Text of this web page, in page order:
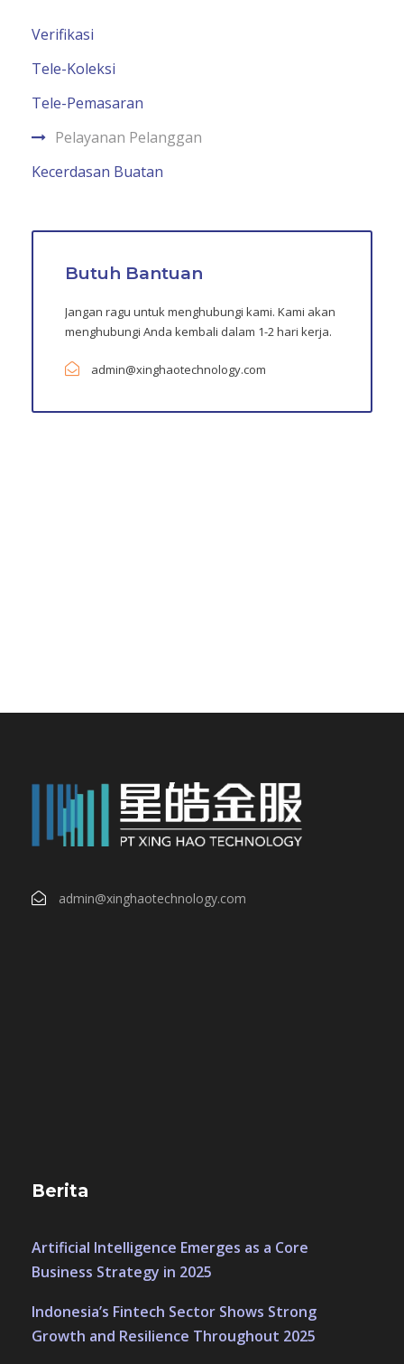
Verifikasi
Tele-Koleksi
Tele-Pemasaran
Pelayanan Pelanggan
Kecerdasan Buatan
Butuh Bantuan
Jangan ragu untuk menghubungi kami. Kami akan
menghubungi Anda kembali dalam 1-2 hari kerja.
admin@xinghaotechnology.com
admin@xinghaotechnology.com
Berita
Artificial Intelligence Emerges as a Core
Business Strategy in 2025
Indonesia’s Fintech Sector Shows Strong
Growth and Resilience Throughout 2025